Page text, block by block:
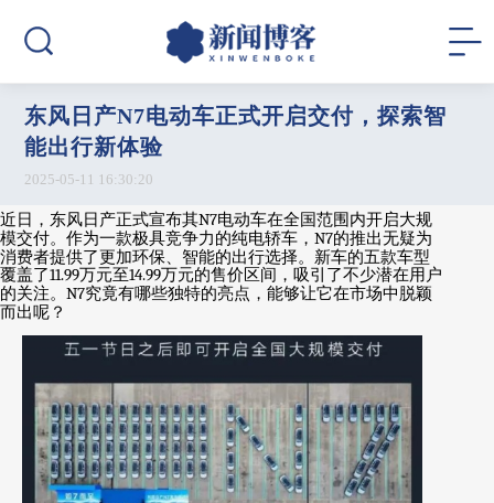
东风日产N7电动车正式开启交付，探索智
能出行新体验
2025-05-11 16:30:20
近日，东风日产正式宣布其N7电动车在全国范围内开启大规
模交付。作为一款极具竞争力的纯电轿车， N7的推出无疑为
消费者提供了更加环保、智能的出行选择。新车的五款车型
覆盖了11.99万元至14.99万元的售价区间，吸引了不少潜在用户
的关注。 N7究竟有哪些独特的亮点，能够让它在市场中脱颖
而出呢？